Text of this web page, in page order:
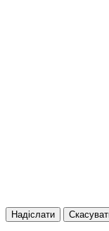
Надіслати